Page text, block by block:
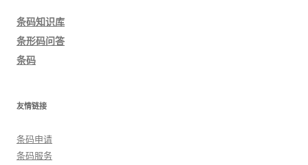
条码知识库
条形码问答
条码
友情链接
条码申请
条码服务